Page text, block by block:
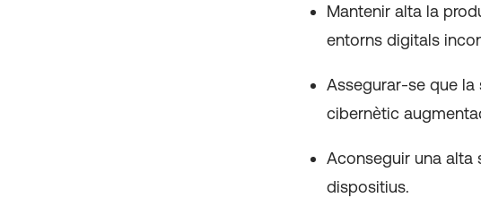
Mantenir alta la
entorns digitals
Assegurar-se que la
cibernètic
Aconseguir una alta
dispositius.